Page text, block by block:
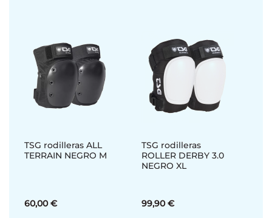
TSG rodilleras ALL
TERRAIN NEGRO M
60,00 €
TSG rodilleras
ROLLER DERBY 3.0
NEGRO XL
99,90 €